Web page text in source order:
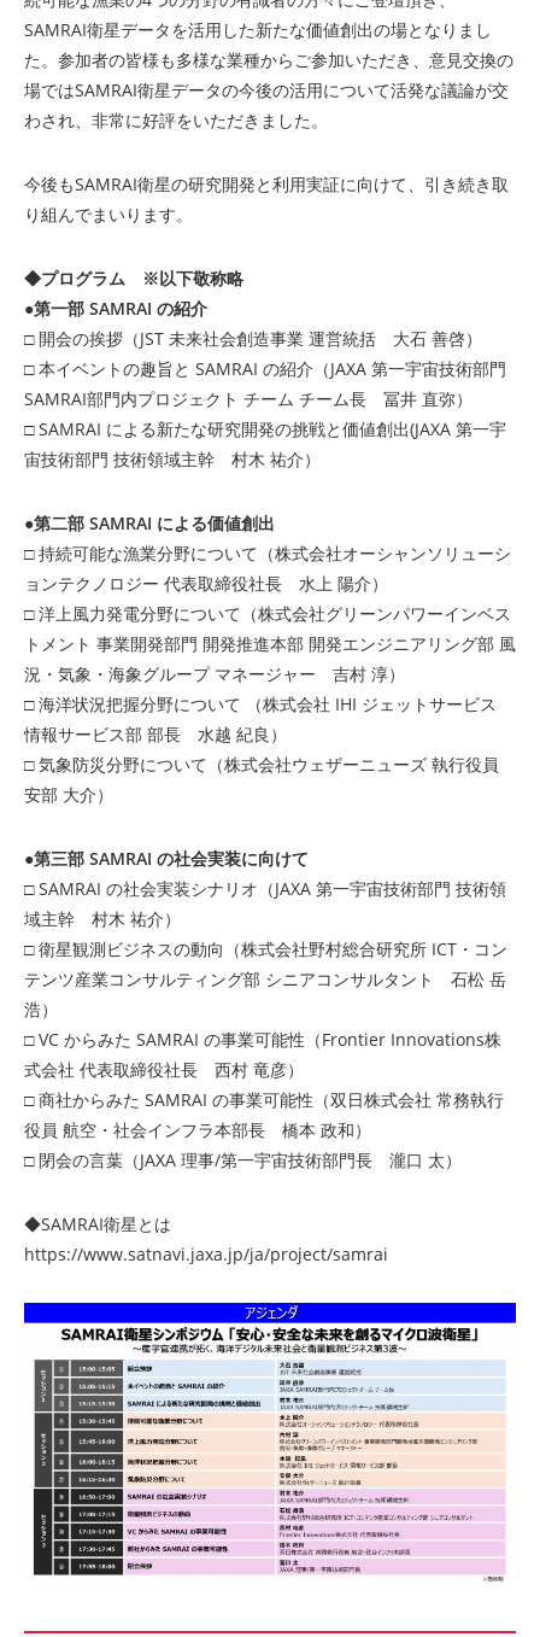
SAMRAI衛星データを活用した新たな価値創出の場となりまし
た。参加者の皆様も多様な業種からご参加いただき、意見交換の
場ではSAMRAI衛星データの今後の活用について活発な議論が交
わされ、非常に好評をいただきました。
今後もSAMRAI衛星の研究開発と利用実証に向けて、引き続き取
り組んでまいります。
◆プログラム ※以下敬称略
●第一部 SAMRAI の紹介
□ 開会の挨拶（JST 未来社会創造事業 運営統括 大石 善啓）
□ 本イベントの趣旨と SAMRAI の紹介（JAXA 第一宇宙技術部門
SAMRAI部門内プロジェクト チーム チーム長 冨井 直弥）
□ SAMRAI による新たな研究開発の挑戦と価値創出(JAXA 第一宇
宙技術部門 技術領域主幹 村木 祐介）
●第二部 SAMRAI による価値創出
□ 持続可能な漁業分野について（株式会社オーシャンソリューシ
ョンテクノロジー 代表取締役社長 水上 陽介）
□ 洋上風力発電分野について（株式会社グリーンパワーインベス
トメント 事業開発部門 開発推進本部 開発エンジニアリング部 風
況・気象・海象グループ マネージャー 吉村 淳）
□ 海洋状況把握分野について （株式会社 IHI ジェットサービス
情報サービス部 部長 水越 紀良）
□ 気象防災分野について（株式会社ウェザーニューズ 執行役員
安部 大介）
●第三部 SAMRAI の社会実装に向けて
□ SAMRAI の社会実装シナリオ（JAXA 第一宇宙技術部門 技術領
域主幹 村木 祐介）
□ 衛星観測ビジネスの動向（株式会社野村総合研究所 ICT・コン
テンツ産業コンサルティング部 シニアコンサルタント 石松 岳
浩）
□ VC からみた SAMRAI の事業可能性（Frontier Innovations株
式会社 代表取締役社長 西村 竜彦）
□ 商社からみた SAMRAI の事業可能性（双日株式会社 常務執行
役員 航空・社会インフラ本部長 橋本 政和）
□ 閉会の言葉（JAXA 理事/第一宇宙技術部門長 瀧口 太）
◆SAMRAI衛星とは
https://www.satnavi.jaxa.jp/ja/project/samrai